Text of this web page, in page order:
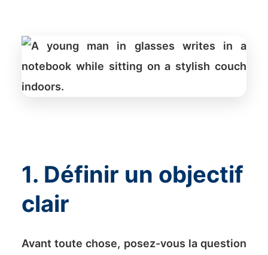
1. Définir un objectif
clair
Avant toute chose, posez-vous la question